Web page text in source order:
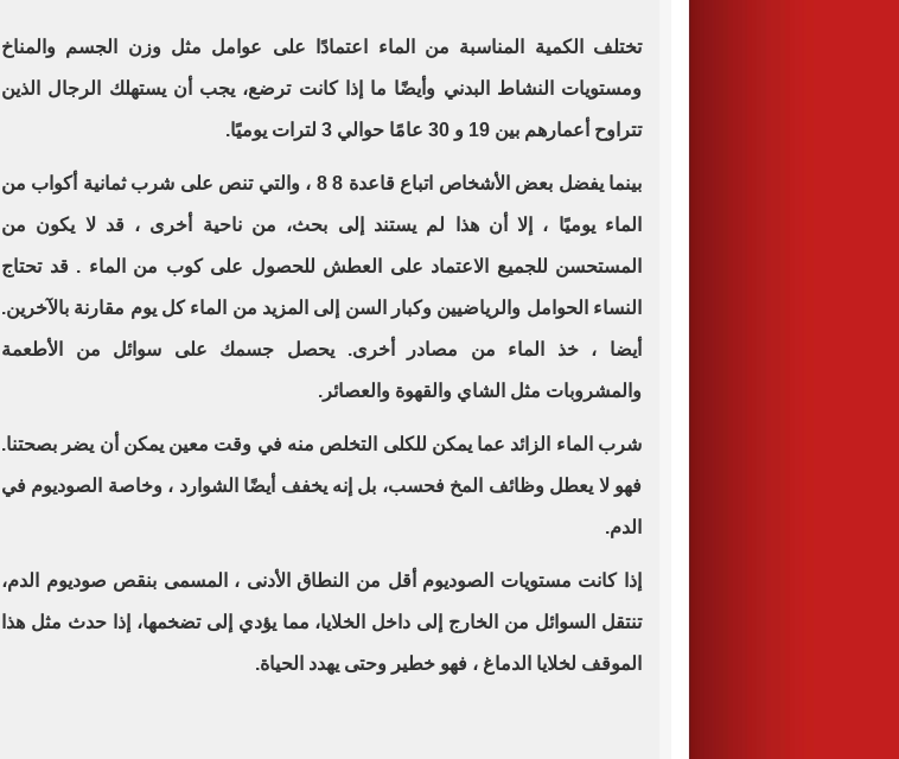
تختلف الكمية المناسبة من الماء اعتمادًا على عوامل مثل وزن الجسم والمناخ
ومستويات النشاط البدني وأيضًا ما إذا كانت ترضع، يجب أن يستهلك الرجال الذين
تتراوح أعمارهم بين 19 و 30 عامًا حوالي 3 لترات يوميًا.
بينما يفضل بعض الأشخاص اتباع قاعدة 8 8 ، والتي تنص على شرب ثمانية أكواب من
الماء يوميًا ، إلا أن هذا لم يستند إلى بحث، من ناحية أخرى ، قد لا يكون من
المستحسن للجميع الاعتماد على العطش للحصول على كوب من الماء . قد تحتاج
النساء الحوامل والرياضيين وكبار السن إلى المزيد من الماء كل يوم مقارنة بالآخرين.
أيضا ، خذ الماء من مصادر أخرى. يحصل جسمك على سوائل من الأطعمة
والمشروبات مثل الشاي والقهوة والعصائر .
شرب الماء الزائد عما يمكن للكلى التخلص منه في وقت معين يمكن أن يضر بصحتنا.
فهو لا يعطل وظائف المخ فحسب، بل إنه يخفف أيضًا الشوارد ، وخاصة الصوديوم في
الدم.
إذا كانت مستويات الصوديوم أقل من النطاق الأدنى ، المسمى بنقص صوديوم الدم،
تنتقل السوائل من الخارج إلى داخل الخلايا، مما يؤدي إلى تضخمها، إذا حدث مثل هذا
الموقف لخلايا الدماغ ، فهو خطير وحتى يهدد الحياة.